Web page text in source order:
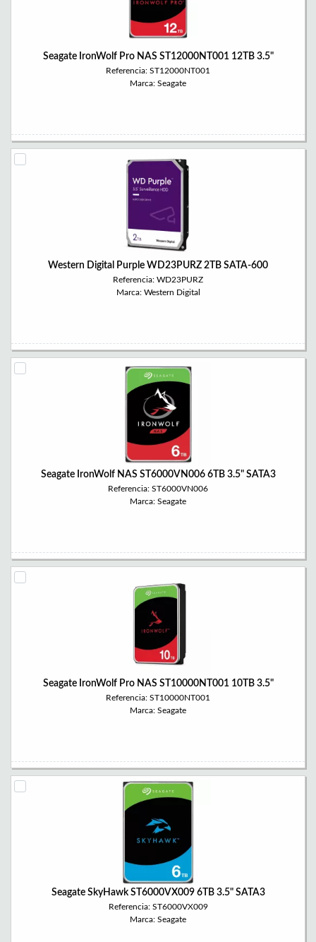
Seagate IronWolf Pro NAS ST12000NT001 12TB 3.5"
Referencia: ST12000NT001
Marca: Seagate
Western Digital Purple WD23PURZ 2TB SATA-600
Referencia: WD23PURZ
Marca: Western Digital
Seagate IronWolf NAS ST6000VN006 6TB 3.5" SATA3
Referencia: ST6000VN006
Marca: Seagate
Seagate IronWolf Pro NAS ST10000NT001 10TB 3.5"
Referencia: ST10000NT001
Marca: Seagate
Seagate SkyHawk ST6000VX009 6TB 3.5" SATA3
Referencia: ST6000VX009
Marca: Seagate